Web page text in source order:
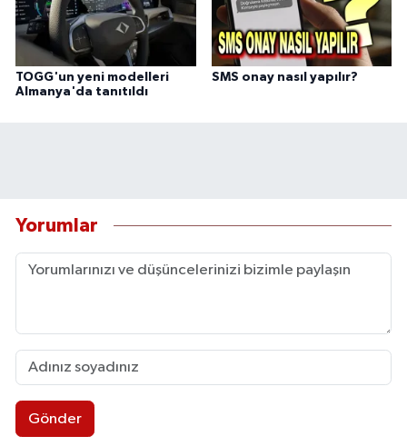
TOGG'un yeni modelleri
Almanya'da tanıtıldı
SMS onay nasıl yapılır?
Yorumlar
Gönder